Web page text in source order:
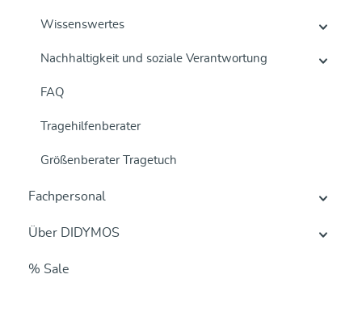
Wissenswertes
Nachhaltigkeit und soziale Verantwortung
FAQ
Tragehilfenberater
Größenberater Tragetuch
Fachpersonal
Über DIDYMOS
% Sale